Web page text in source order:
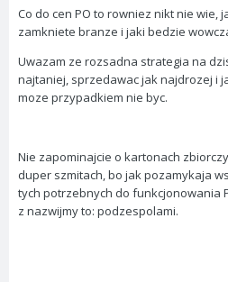
Co do cen PO to rowniez nikt nie wie,
zamkniete branze i jaki bedzie
Uwazam ze rozsadna strategia na
najtaniej, sprzedawac jak najdrozej i
moze przypadkiem nie byc.
Nie zapominajcie o kartonach
duper szmitach, bo jak pozamykaja
tych potrzebnych do funkcjonowania
z nazwijmy to: podzespolami.